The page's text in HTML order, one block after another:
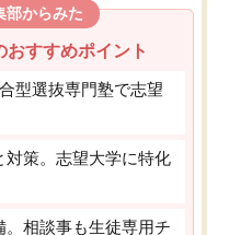
部からみた
すすめポイント
型選抜専門塾で志望
策。志望大学に特化
相談事も生徒専用チ